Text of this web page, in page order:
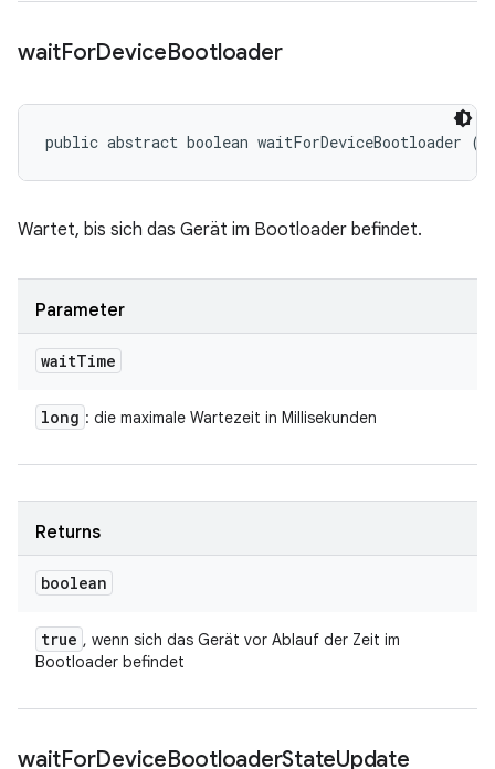
waitForDeviceBootloader
public abstract boolean waitForDeviceBootloader
Wartet, bis sich das Gerät im Bootloader befindet.
Parameter
waitTime
long : die maximale Wartezeit in Millisekunden
Returns
boolean
true , wenn sich das Gerät vor Ablauf der Zeit im
Bootloader befindet
waitForDeviceBootloaderStateUpdate